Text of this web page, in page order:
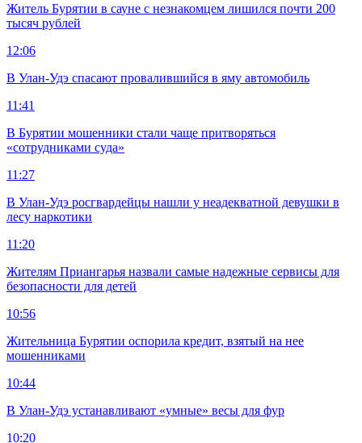
Житель Бурятии в сауне с незнакомцем лишился почти 200
тысяч рублей
12:06
В Улан-Удэ спасают провалившийся в яму автомобиль
11:41
В Бурятии мошенники стали чаще притворяться
«сотрудниками суда»
11:27
В Улан-Удэ росгвардейцы нашли у неадекватной девушки в
лесу наркотики
11:20
Жителям Приангарья назвали самые надежные сервисы для
безопасности для детей
10:56
Жительница Бурятии оспорила кредит, взятый на нее
мошенниками
10:44
В Улан-Удэ устанавливают «умные» весы для фур
10:20